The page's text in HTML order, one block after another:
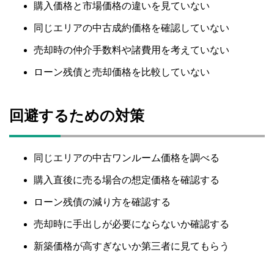
購入価格と市場価格の違いを見ていない
同じエリアの中古成約価格を確認していない
売却時の仲介手数料や諸費用を考えていない
ローン残債と売却価格を比較していない
回避するための対策
同じエリアの中古ワンルーム価格を調べる
購入直後に売る場合の想定価格を確認する
ローン残債の減り方を確認する
売却時に手出しが必要にならないか確認する
新築価格が高すぎないか第三者に見てもらう